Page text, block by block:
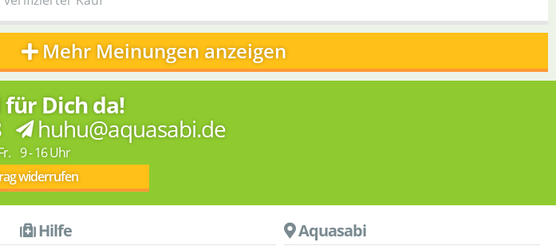
Mehr Meinungen anzeigen
Dich da!
huhu@aquasabi.de
9 - 16 Uhr
widerrufen
Hilfe Aquasabi